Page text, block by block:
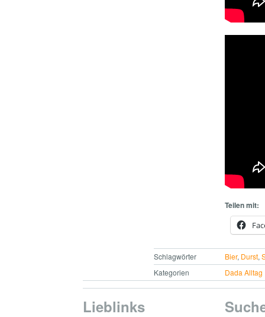
Teilen mit:
Schlagwörter Bier, Durst,
Kategorien
Dada Alltag
Lieblinks